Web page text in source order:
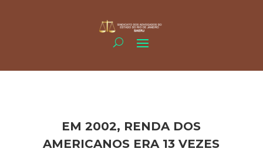
EM 2002, RENDA DOS
AMERICANOS ERA 13 VEZES